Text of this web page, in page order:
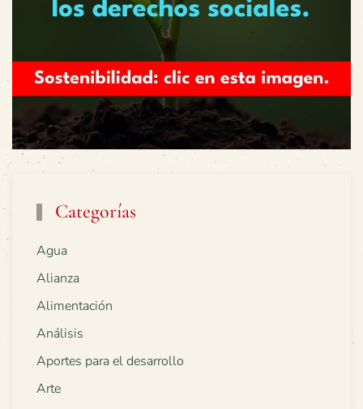
Categorías
Agua
Alianza
Alimentación
Análisis
Aportes para el desarrollo
Arte